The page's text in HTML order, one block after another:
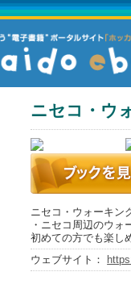
ニセコ・ウ
ニセコ・ウォーキン
・ニセコ周辺のウォ
初めての方でも楽し
ウェブサイト：